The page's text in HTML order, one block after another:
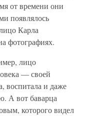
от времени они
появлялось
Карла
фотографиях.
лицо
— своей
воспитала и даже
А вот баварца
которого видел